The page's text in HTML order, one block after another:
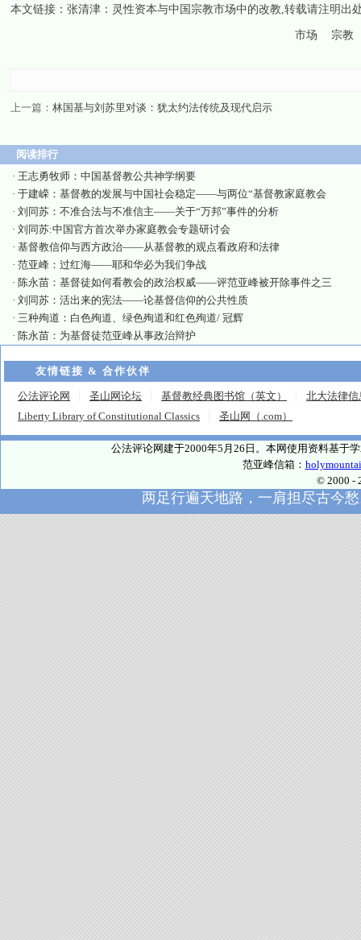
本文链接： 张清津：灵性资本与中国宗教市场中的改教,转载请注明出
市场 宗教
上一篇： 林国基与刘苏里对谈：犹太约法传统及现代启示
阅读排行
· 王志勇牧师：中国基督教公共神学纲要
· 于建嵘：基督教的发展与中国社会稳定——与两位“基督教家庭教会
· 刘同苏：不准合法与不准信主——关于“万邦”事件的分析
· 刘同苏:中国官方首次举办家庭教会专题研讨会
· 基督教信仰与西方政治——从基督教的观点看政府和法律
· 范亚峰：过红海——耶和华必为我们争战
· 陈永苗：基督徒如何看教会的政治权威——评范亚峰被开除事件之三
· 刘同苏：活出来的宪法——论基督信仰的公共性质
· 三种殉道：白色殉道、绿色殉道和红色殉道/ 冠辉
· 陈永苗：为基督徒范亚峰从事政治辩护
友情链接 & 合作伙伴
公法评论网 圣山网论坛 基督教经典图书馆（英文）
北大法律信
Liberty Library of Constitutional Classics
圣山网（.com）
公法评论网建于2000年5月26日。本网使用资料基于
范亚峰信箱：
© 2000 -
两足行遍天地路，一肩担尽古今